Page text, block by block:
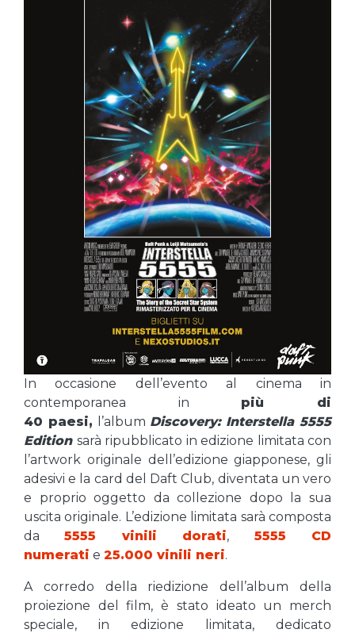
In occasione dell’evento al cinema in
contemporanea in più di
40 paesi, l’album Discovery: Interstella 5555
Edition sarà ripubblicato in edizione limitata con
l’artwork originale dell’edizione giapponese, gli
adesivi e la card del Daft Club, diventata un vero
e proprio oggetto da collezione dopo la sua
uscita originale. L’edizione limitata sarà composta
da5555 vinili dorati, 5555 CD
numerati e 25.000 vinili neri.
A corredo della riedizione dell’album della
proiezione del film, è stato ideato un merch
speciale, in edizione limitata, dedicato